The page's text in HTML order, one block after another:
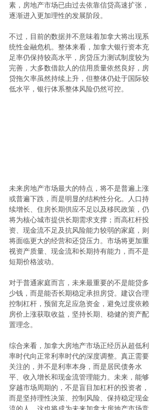
素，房地产市场已由过去依靠信贷高速扩张，
逐渐进入更加理性的发展阶段。
不过，目前的数据并不意味着加拿大将出现系
统性金融危机。整体来看，加拿大银行资本充
足率仍保持较高水平，房贷压力测试制度较为
完善，大多数借款人的信用质量依然良好，房
贷拖欠率虽然持续上升，但整体仍处于国际较
低水平，银行体系整体风险仍然可控。
未来房地产市场最大的特点，将不是普遍上涨
或普遍下跌，而是明显的结构性分化。人口持
续增长、住房长期供应不足以及移民政策，仍
将为核心城市提供长期需求支撑；而高杠杆投
资、现金流不足及抗风险能力较弱的家庭，则
将面临更大的经营和还贷压力。市场将更加重
视资产质量、现金流和长期持有能力，而不是
短期价格波动。
对于普通家庭而言，未来最重要的不是能贷多
少钱，而是能否长期稳定承担房贷。建议合理
控制杠杆，预留充足应急资金，避免过度依赖
房价上涨获取收益，坚持长期、稳健的资产配
置理念。
综合来看，加拿大房地产市场正经历从超低利
率时代向正常利率时代的深度调整。真正需要
关注的，并不是利率本身，而是居民债务水
平、收入增长和现金流管理能力。未来，能够
穿越市场周期的，不是盲目加杠杆的投资者，
而是坚持理性决策、控制风险、保持稳定现金